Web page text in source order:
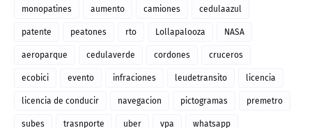
monopatines aumento camiones cedulaazul
patente peatones rto Lollapalooza NASA
aeroparque cedulaverde cordones cruceros
ecobici evento infraciones leudetransito licencia
licencia de conducir navegacion pictogramas premetro
subes trasnporte uber vpa whatsapp